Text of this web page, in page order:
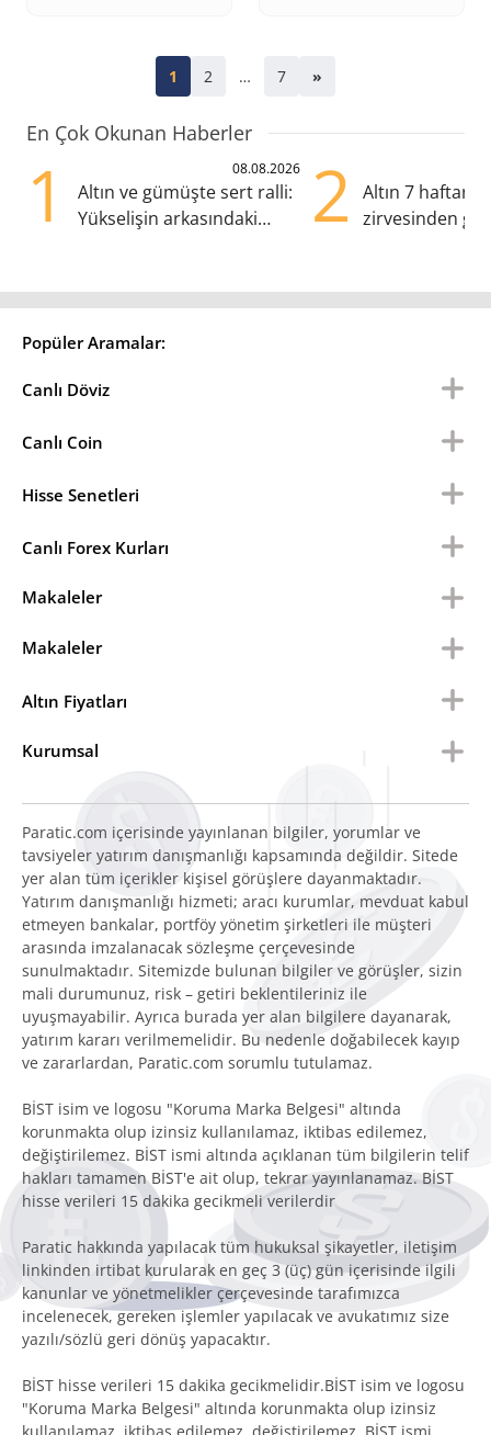
1 2 … 7 »
En Çok Okunan Haberler
1 08.08.2026
Altın ve gümüşte sert ralli:
Yükselişin arkasındaki
2
Altın 7 haftanın
zirvesinden
Popüler Aramalar:
Canlı Döviz
Canlı Coin
Hisse Senetleri
Canlı Forex Kurları
Makaleler
Makaleler
Altın Fiyatları
Kurumsal
Paratic.com içerisinde yayınlanan bilgiler, yorumlar ve
tavsiyeler yatırım danışmanlığı kapsamında değildir. Sitede
yer alan tüm içerikler kişisel görüşlere dayanmaktadır.
Yatırım danışmanlığı hizmeti; aracı kurumlar, mevduat kabul
etmeyen bankalar, portföy yönetim şirketleri ile müşteri
arasında imzalanacak sözleşme çerçevesinde
sunulmaktadır. Sitemizde bulunan bilgiler ve görüşler, sizin
mali durumunuz, risk – getiri beklentileriniz ile
uyuşmayabilir. Ayrıca burada yer alan bilgilere dayanarak,
yatırım kararı verilmemelidir. Bu nedenle doğabilecek kayıp
ve zararlardan, Paratic.com sorumlu tutulamaz.
BİST isim ve logosu "Koruma Marka Belgesi" altında
korunmakta olup izinsiz kullanılamaz, iktibas edilemez,
değiştirilemez. BİST ismi altında açıklanan tüm bilgilerin telif
hakları tamamen BİST'e ait olup, tekrar yayınlanamaz. BİST
hisse verileri 15 dakika gecikmeli verilerdir
Paratic hakkında yapılacak tüm hukuksal şikayetler, iletişim
linkinden irtibat kurularak en geç 3 (üç) gün içerisinde ilgili
kanunlar ve yönetmelikler çerçevesinde tarafımızca
incelenecek, gereken işlemler yapılacak ve avukatımız size
yazılı/sözlü geri dönüş yapacaktır.
BİST hisse verileri 15 dakika gecikmelidir.BİST isim ve logosu
"Koruma Marka Belgesi" altında korunmakta olup izinsiz